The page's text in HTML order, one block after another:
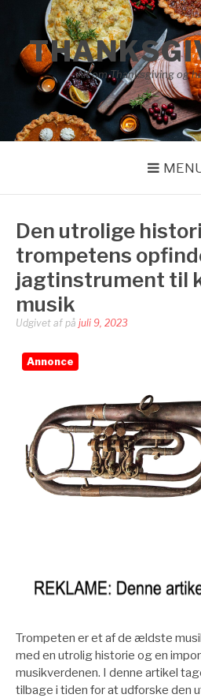
indhold
Alt om Thanksgiving og
Den utrolige
trompetens
jagtinstrument til
musik
Udgivet af på juli 9, 2023
Annonce
Trompeten er et af de ældste
med en utrolig historie og en
musikverdenen. I denne artikel
tilbage i tiden for at udforske den